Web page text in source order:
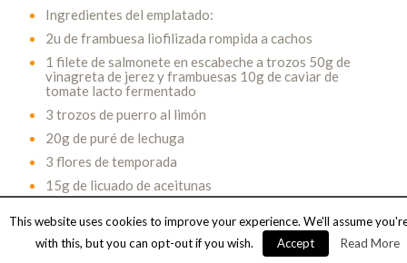
Ingredientes del emplatado:
2u de frambuesa liofilizada rompida a cachos
1 filete de salmonete en escabeche a trozos 50g de
vinagreta de jerez y frambuesas 10g de caviar de
tomate lacto fermentado
3 trozos de puerro al limón
20g de puré de lechuga
3 flores de temporada
15g de licuado de aceitunas
This website uses cookies to improve your experience. We'll assume
with this, but you can opt-out if you wish.
Accept Read More